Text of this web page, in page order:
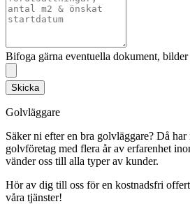
Bifoga gärna eventuella dokument,
Skicka
Golvläggare
Säker ni efter en bra golvläggare? Då
golvföretag med flera år av erfarenhet
vänder oss till alla typer av kunder.
Hör av dig till oss för en kostnadsfri
våra tjänster!